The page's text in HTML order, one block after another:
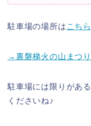
駐車場の場所は こちら
→裏磐梯火の山まつ
駐車場には限りがあ
くださいね♪